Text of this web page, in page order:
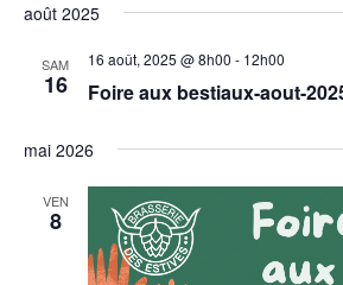
août 2025
SAM
16 Foire aux bestiaux-aout-
16 août, 2025 @ 8h00 - 12h00
mai 2026
VEN
8